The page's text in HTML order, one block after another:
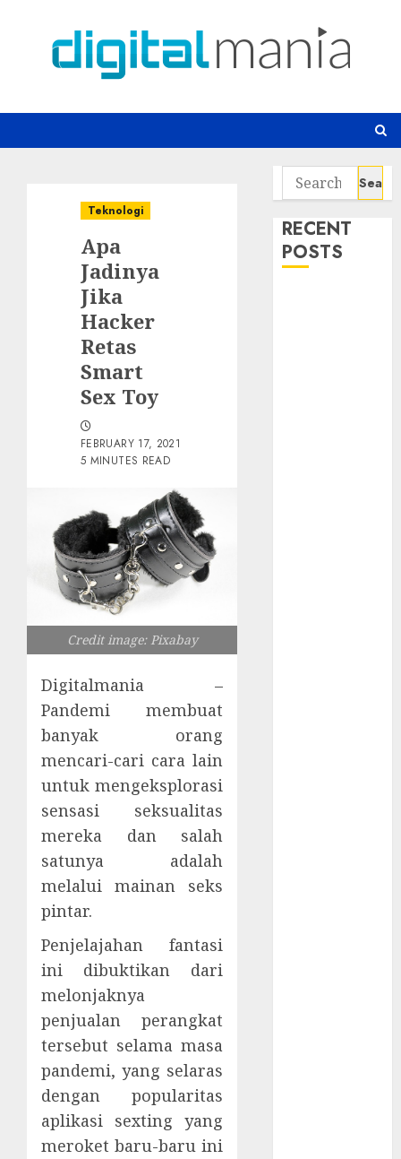
Teknologi
Apa
Jadinya
Jika
Hacker
Retas
Smart
Sex Toy
FEBRUARY 17, 2021
5 MINUTES READ
Credit image: Pixabay
Digitalmania –
Pandemi membuat
banyak orang
mencari-cari cara lain
untuk mengeksplorasi
sensasi seksualitas
mereka dan salah
satunya adalah
melalui mainan seks
pintar.
Penjelajahan fantasi
ini dibuktikan dari
melonjaknya
penjualan perangkat
tersebut selama masa
pandemi, yang selaras
dengan popularitas
aplikasi sexting yang
meroket baru-baru ini
Search
for:
RECENT
POSTS